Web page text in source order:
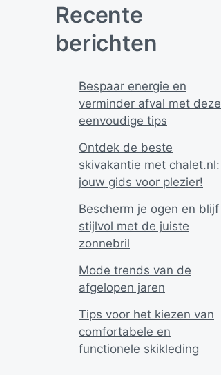
Recente
berichten
Bespaar energie en
verminder afval met deze
eenvoudige tips
Ontdek de beste
skivakantie met chalet.nl:
jouw gids voor plezier!
Bescherm je ogen en blijf
stijlvol met de juiste
zonnebril
Mode trends van de
afgelopen jaren
Tips voor het kiezen van
comfortabele en
functionele skikleding